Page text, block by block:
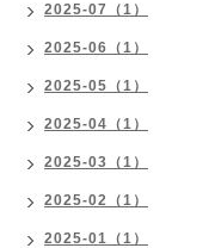
2025-07（1）
2025-06（1）
2025-05（1）
2025-04（1）
2025-03（1）
2025-02（1）
2025-01（1）